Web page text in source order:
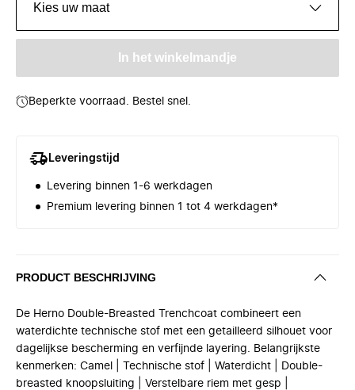
Kies uw maat
In het winkelmandje
Beperkte voorraad. Bestel snel.
Leveringstijd
Levering binnen 1-6 werkdagen
Premium levering binnen 1 tot 4 werkdagen*
PRODUCT BESCHRIJVING
De Herno Double-Breasted Trenchcoat combineert een
waterdichte technische stof met een getailleerd silhouet voor
dagelijkse bescherming en verfijnde layering. Belangrijkste
kenmerken: Camel | Technische stof | Waterdicht | Double-
breasted knoopsluiting | Verstelbare riem met gesp |